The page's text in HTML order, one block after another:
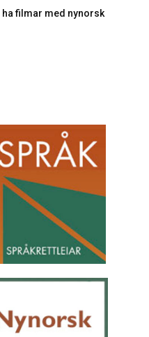
ha filmar med nynorsk